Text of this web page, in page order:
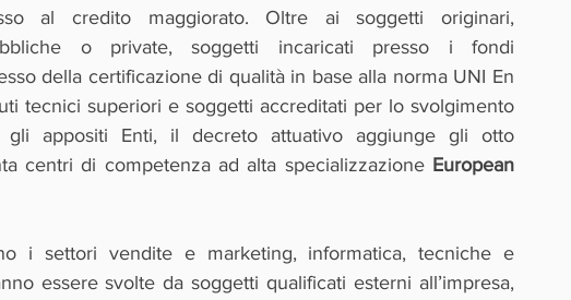
al credito maggiorato. Oltre ai soggetti originari,
o private, soggetti incaricati presso i fondi
della certificazione di qualità in base alla norma UNI En
tecnici superiori e soggetti accreditati per lo svolgimento
centri di competenza ad alta specializzazione European
i settori vendite e marketing, informatica, tecniche e
essere svolte da soggetti qualificati esterni all’impresa,